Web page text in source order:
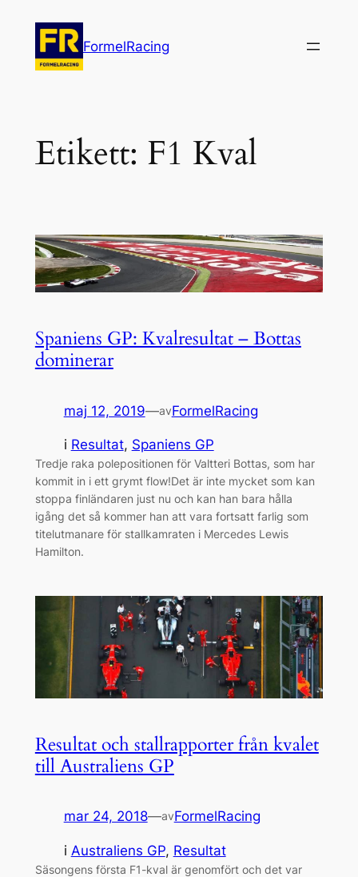
innehåll
FormelRacing
Etikett: F1 Kval
Spaniens GP: Kvalresultat – Bottas
dominerar
maj 12, 2019—avFormelRacing
i Resultat, Spaniens GP
Tredje raka polepositionen för Valtteri Bottas, som har
kommit in i ett grymt flow!Det är inte mycket som kan
stoppa finländaren just nu och kan han bara hålla
igång det så kommer han att vara fortsatt farlig som
titelutmanare för stallkamraten i Mercedes Lewis
Hamilton.
Resultat och stallrapporter från kvalet
till Australiens GP
mar 24, 2018—avFormelRacing
i Australiens GP, Resultat
Säsongens första F1-kval är genomfört och det var